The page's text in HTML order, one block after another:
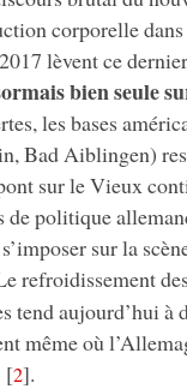
corporelle
lèvent ce
bien seule
les bases
Bad Aiblingen)
sur le Vieux
de politique
sur la
refroidissement
tend aujourd’hui à
même où
2].